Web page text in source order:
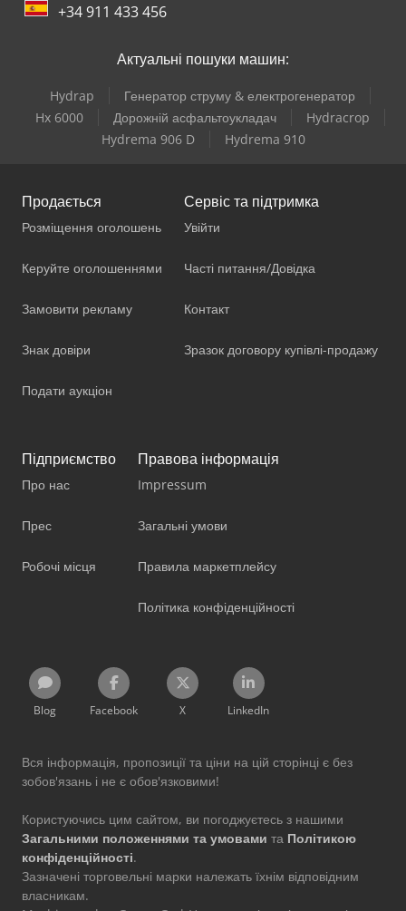
+34 911 433 456
Актуальні пошуки машин:
Hydrap
Генератор струму & електрогенератор
Hx 6000
Дорожній асфальтоукладач
Hydracrop
Hydrema 906 D
Hydrema 910
Продається
Розміщення оголошень
Керуйте оголошеннями
Замовити рекламу
Знак довіри
Подати аукціон
Сервіс та підтримка
Увійти
Часті питання/Довідка
Контакт
Зразок договору купівлі-продажу
Підприємство
Про нас
Прес
Робочі місця
Правова інформація
Impressum
Загальні умови
Правила маркетплейсу
Політика конфіденційності
Blog Facebook X LinkedIn
Вся інформація, пропозиції та ціни на цій сторінці є без
зобов'язань і не є обов'язковими!
Користуючись цим сайтом, ви погоджуєтесь з нашими
Загальними положеннями та умовами та Політикою
конфіденційності.
Зазначені торговельні марки належать їхнім відповідним
власникам.